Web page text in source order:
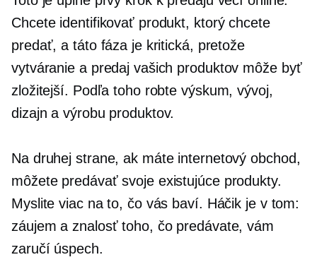
Chcete identifikovať produkt, ktorý chcete
predať, a táto fáza je kritická, pretože
vytváranie a predaj vašich produktov môže byť
zložitejší. Podľa toho robte výskum, vývoj,
dizajn a výrobu produktov.
Na druhej strane, ak máte internetový obchod,
môžete predávať svoje existujúce produkty.
Myslite viac na to, čo vás baví. Háčik je v tom:
záujem a znalosť toho, čo predávate, vám
zaručí úspech.